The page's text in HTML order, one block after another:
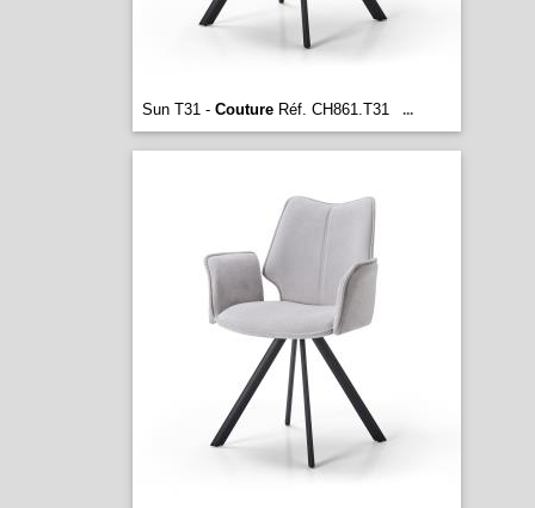
Sun T31 - CoutureRéf. CH861.T31 ...